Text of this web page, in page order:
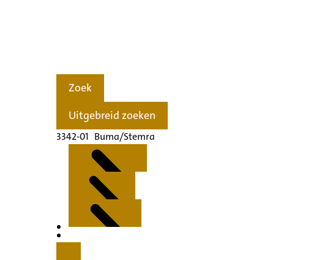
Zoek
Uitgebreid zoeken
3342-01 Buma/Stemra